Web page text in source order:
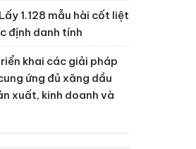
1.128 mẫu hài cốt liệt
định danh tính
khai các giải pháp
ứng đủ xăng dầu
xuất, kinh doanh và